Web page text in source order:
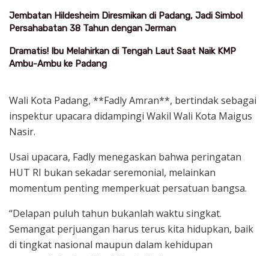
Jembatan Hildesheim Diresmikan di Padang, Jadi Simbol
Persahabatan 38 Tahun dengan Jerman
Dramatis! Ibu Melahirkan di Tengah Laut Saat Naik KMP
Ambu-Ambu ke Padang
Wali Kota Padang, **Fadly Amran**, bertindak sebagai
inspektur upacara didampingi Wakil Wali Kota Maigus
Nasir.
Usai upacara, Fadly menegaskan bahwa peringatan
HUT RI bukan sekadar seremonial, melainkan
momentum penting memperkuat persatuan bangsa.
“Delapan puluh tahun bukanlah waktu singkat.
Semangat perjuangan harus terus kita hidupkan, baik
di tingkat nasional maupun dalam kehidupan